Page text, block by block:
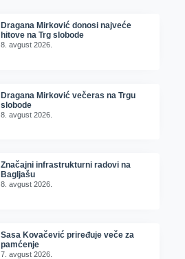
Dragana Mirković donosi najveće
hitove na Trg slobode
8. avgust 2026.
Dragana Mirković večeras na Trgu
slobode
8. avgust 2026.
Značajni infrastrukturni radovi na
Bagljašu
8. avgust 2026.
Sasa Kovačević priređuje veče za
pamćenje
7. avgust 2026.